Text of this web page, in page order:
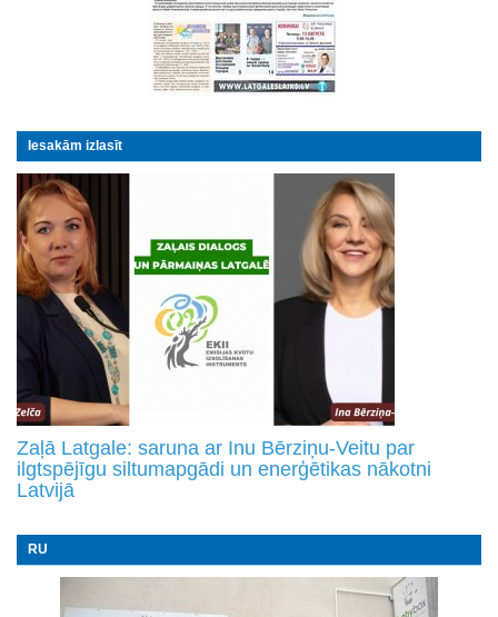
Iesakām izlasīt
Zaļā Latgale: saruna ar Inu Bērziņu-Veitu par
ilgtspējīgu siltumapgādi un enerģētikas nākotni
Latvijā
RU